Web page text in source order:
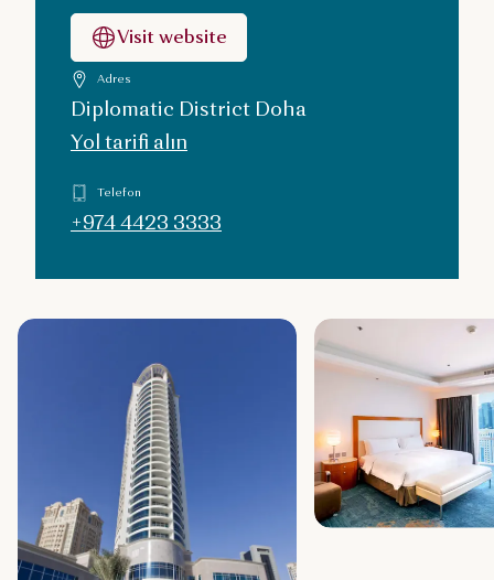
Visit website
Adres
Diplomatic District Doha
Yol tarifi alın
Telefon
+974 4423 3333